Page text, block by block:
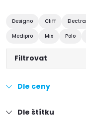
Designo Cliff Electra
Medipro
Mix Polo
Filtrovat
Dle ceny
Dle štítku